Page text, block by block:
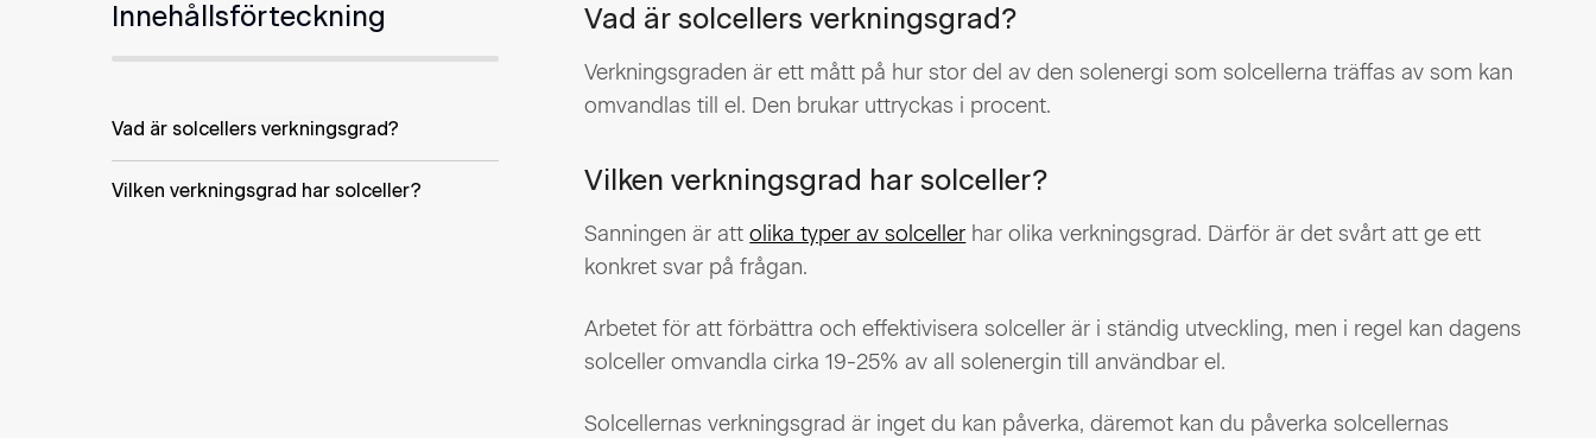
Innehållsförteckning
Vad är solcellers verkningsgrad?
Vilken verkningsgrad har solceller?
Vad är solcellers verkningsgrad?
Verkningsgraden är ett mått på hur stor del av den solenergi som solcellerna träffas av som kan
omvandlas till el. Den brukar uttryckas i procent.
Vilken verkningsgrad har solceller?
Sanningen är attolika typer av solceller har olika verkningsgrad. Därför är det svårt att ge ett
konkret svar på frågan.
Arbetet för att förbättra och effektivisera solceller är i ständig utveckling, men i regel kan dagens
solceller omvandla cirka 19-25% av all solenergin till användbar el.
Solcellernas verkningsgrad är inget du kan påverka, däremot kan du påverka solcellernas